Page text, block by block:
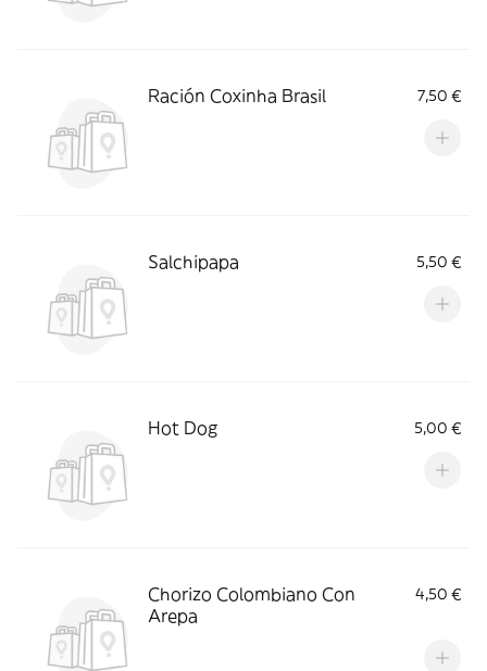
Ración Coxinha Brasil 7,50 €
Salchipapa 5,50 €
Hot Dog 5,00 €
Chorizo Colombiano Con
Arepa
4,50 €